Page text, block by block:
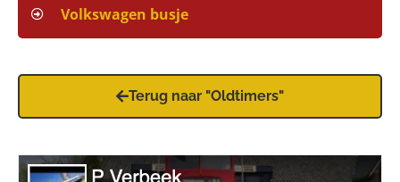
Volkswagen busje
Terug naar "Oldtimers"